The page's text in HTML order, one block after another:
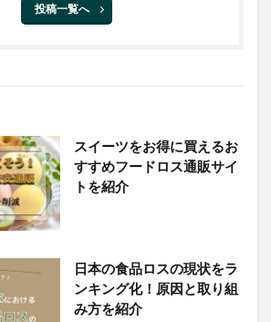
投稿一覧へ
スイーツをお得に買えるお
すすめフードロス通販サイ
トを紹介
日本の食品ロスの現状をラ
ンキング化！原因と取り組
み方を紹介